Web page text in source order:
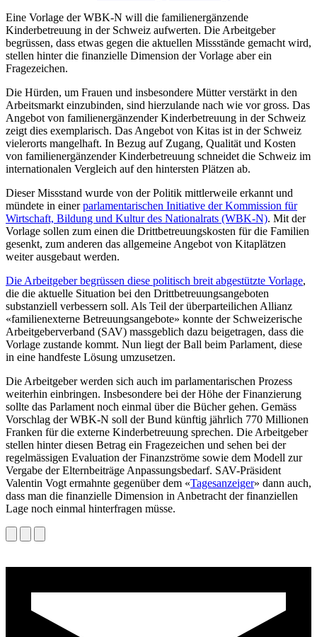
Eine Vorlage der WBK-N will die familienergänzende
Kinderbetreuung in der Schweiz aufwerten. Die Arbeitgeber
begrüssen, dass etwas gegen die aktuellen Missstände gemacht wird,
stellen hinter die finanzielle Dimension der Vorlage aber ein
Fragezeichen.
Die Hürden, um Frauen und insbesondere Mütter verstärkt in den
Arbeitsmarkt einzubinden, sind hierzulande nach wie vor gross. Das
Angebot von familienergänzender Kinderbetreuung in der Schweiz
zeigt dies exemplarisch. Das Angebot von Kitas ist in der Schweiz
vielerorts mangelhaft. In Bezug auf Zugang, Qualität und Kosten
von familienergänzender Kinderbetreuung schneidet die Schweiz im
internationalen Vergleich auf den hintersten Plätzen ab.
Dieser Missstand wurde von der Politik mittlerweile erkannt und
mündete in einerparlamentarischen Initiative der Kommission für
Wirtschaft, Bildung und Kultur des Nationalrats (WBK-N). Mit der
Vorlage sollen zum einen die Drittbetreuungskosten für die Familien
gesenkt, zum anderen das allgemeine Angebot von Kitaplätzen
weiter ausgebaut werden.
Die Arbeitgeber begrüssen diese politisch breit abgestützte Vorlage,
die die aktuelle Situation bei den Drittbetreuungsangeboten
substanziell verbessern soll. Als Teil der überparteilichen Allianz
«familienexterne Betreuungsangebote» konnte der Schweizerische
Arbeitgeberverband (SAV) massgeblich dazu beigetragen, dass die
Vorlage zustande kommt. Nun liegt der Ball beim Parlament, diese
in eine handfeste Lösung umzusetzen.
Die Arbeitgeber werden sich auch im parlamentarischen Prozess
weiterhin einbringen. Insbesondere bei der Höhe der Finanzierung
sollte das Parlament noch einmal über die Bücher gehen. Gemäss
Vorschlag der WBK-N soll der Bund künftig jährlich 770 Millionen
Franken für die externe Kinderbetreuung sprechen. Die Arbeitgeber
stellen hinter diesen Betrag ein Fragezeichen und sehen bei der
regelmässigen Evaluation der Finanzströme sowie dem Modell zur
Vergabe der Elternbeiträge Anpassungsbedarf. SAV-Präsident
Valentin Vogt ermahnte gegenüber dem «Tagesanzeiger» dann auch,
dass man die finanzielle Dimension in Anbetracht der finanziellen
Lage noch einmal hinterfragen müsse.